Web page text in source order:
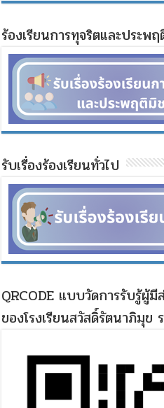
ร้องเรียนการทุจริตและประพ
รับเรื่องร้องเรียนทั่วไป
QRCODE แบบวัดการรับรู้ผู้
ของโรงเรียนสวัสดิ์รัตนาภิมุข